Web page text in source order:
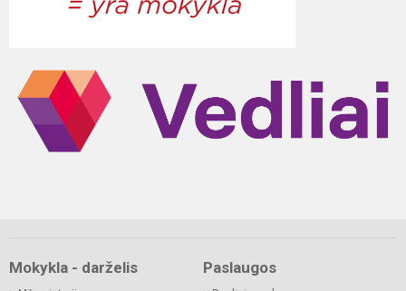
Mokykla - darželis Paslaugos